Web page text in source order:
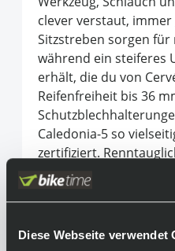
Diese Webseite verwendet
clever verstaut,
Sitzstreben sorgen für
während ein steiferes
erhält, die du von
Reifenfreiheit bis 36
Caledonia-5 so
zertifiziert.
längsten Tage im Sattel.
Equipment